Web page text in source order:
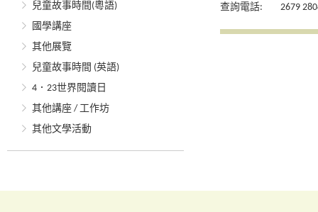
兒童故事時間(粵語)
國學講座
其他展覽
兒童故事時間 (英語)
4．23世界閱讀日
其他講座 / 工作坊
其他文學活動
查詢電話:
2679